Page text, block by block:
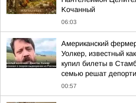
Koчaнный
06:03
Американский
Уолкер, известный
купил билеты в
семью решат
00:57